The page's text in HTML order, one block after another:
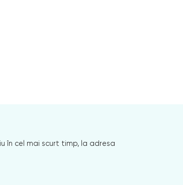
în cel mai scurt timp, la adresa